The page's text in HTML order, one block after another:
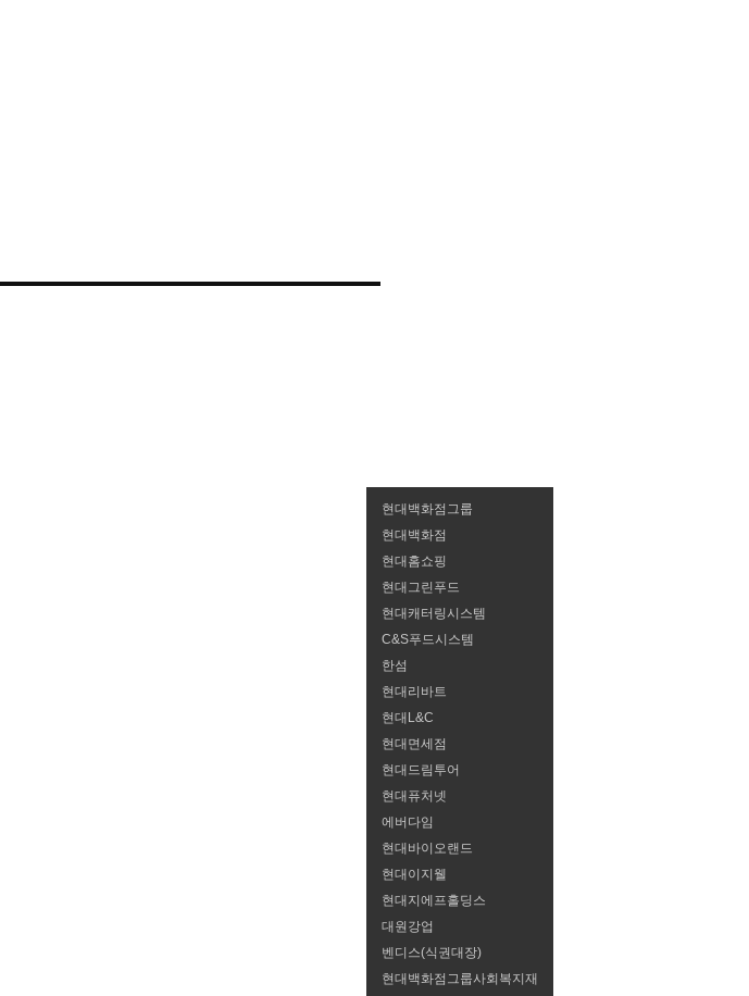
온라인쇼핑 더현대Hi
GO
현대백화점그룹
현대백화점
현대홈쇼핑
현대그린푸드
현대캐터링시스템
C&S푸드시스템
한섬
현대리바트
현대L&C
현대면세점
현대드림투어
현대퓨처넷
에버다임
현대바이오랜드
현대이지웰
현대지에프홀딩스
대원강업
벤디스(식권대장)
현대백화점그룹사회복지재